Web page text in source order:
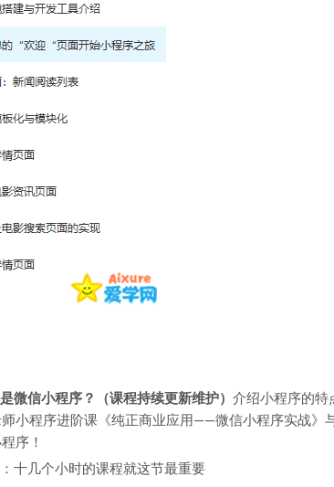
微信小程序？（课程持续更新维护） 介绍小程序的特
小程序进阶课《纯正商业应用——微信小程序实战》
序！
十几个小时的课程就这节最重要